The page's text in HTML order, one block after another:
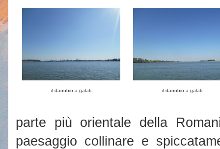
il danubio a galati il danubio a galati
parte più orientale della
paesaggio collinare e